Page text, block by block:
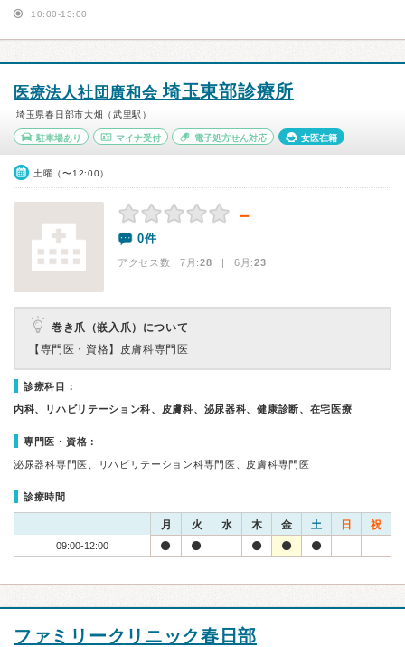
10:00-13:00
医療法人社団廣和会埼玉東部診療所
埼玉県春日部市大畑（武里駅）
駐車場あり マイナ受付 電子処方せん対応 女医在籍
土曜（〜12:00）
－
0件
アクセス数 7月:28 | 6月:23
巻き爪（嵌入爪）について
【専門医・資格】 皮膚科専門医
診療科目：
内科、リハビリテーション科、皮膚科、泌尿器科、健康診断、在宅医療
専門医・資格：
泌尿器科専門医、リハビリテーション科専門医、皮膚科専門医
診療時間
月 火 水 木 金 土 日 祝
09:00-12:00
ファミリークリニック春日部